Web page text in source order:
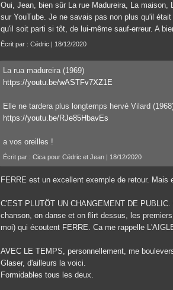
Oui, Jean, bien sûr La rue Madureira, La
sur YouTube. Je ne savais pas non plus qu'il
qu'il soit parti si tôt, de lui-même sauf-erreur. A
Écrit par : Cédric | 18/12/2020
La rua madureira (1969)
https://youtu.be/wASTFv7XZ1E
Elle ne tardera plus longtemps hervé Vilard
https://youtu.be/RJe85HbavEs
a vos oreilles !
Écrit par : Cica pour Cédric et Jean | 18/12/2020
FERRE est un excellent exemple de retour.
C'EST PLUTÖT UN CHANGEMENT DE
chanson, on danse et on flirt dessus, les
moi) qui écoutent FERRE. Ca me rappelle
AVEC LE TEMPS, personnellement, me
Glaser, d'ailleurs la voici.
Formidables tous les deux.